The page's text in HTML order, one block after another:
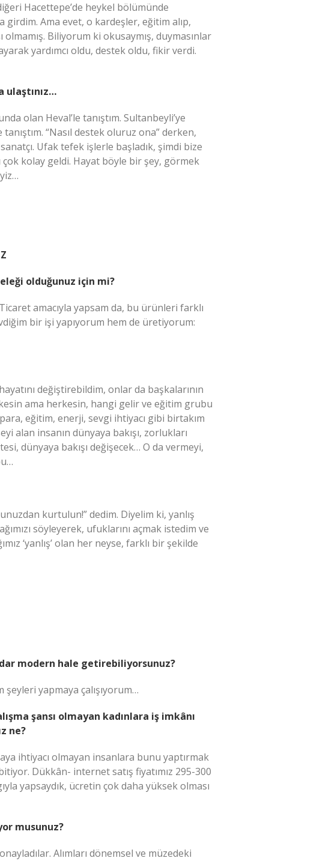
Hacettepe’de heykel bölümünde
girdim. Ama evet, o kardeşler, eğitim alıp,
Biliyorum ki okusaymış, duymasınlar
yardımcı oldu, destek oldu, fikir verdi.
ulaştınız…
olan Heval’le tanıştım. Sultanbeyli’ye
“Nasıl destek oluruz ona” derken,
Ufak tefek işlerle başladık, şimdi bize
çok kolay geldi. Hayat böyle bir şey, görmek
olduğunuz için mi?
amacıyla yapsam da, bu ürünleri farklı
bir işi yapıyorum hem de üretiyorum:
değiştirebildim, onlar da başkalarının
ama herkesin, hangi gelir ve eğitim grubu
eğitim, enerji, sevgi ihtiyacı gibi birtakım
alan insanın dünyaya bakışı, zorlukları
dünyaya bakışı değişecek… O da vermeyi,
kurtulun!” dedim. Diyelim ki, yanlış
söyleyerek, ufuklarını açmak istedim ve
‘yanlış’ olan her neyse, farklı bir şekilde
modern hale getirebiliyorsunuz?
yapmaya çalışıyorum…
şansı olmayan kadınlara iş imkânı
ne?
ihtiyacı olmayan insanlara bunu yaptırmak
Dükkân- internet satış fiyatımız 295-300
yapsaydık, ücretin çok daha yüksek olması
musunuz?
Alımları dönemsel ve müzedeki